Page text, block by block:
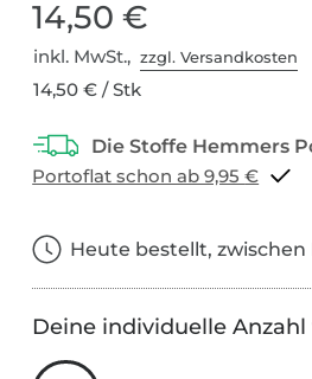
14,50 €
inkl. MwSt.,zzgl. Versandkosten
14,50 € / Stk
Portoflat schon ab 9,95 €
Heute bestellt, zwischen
Deine individuelle Anzahl